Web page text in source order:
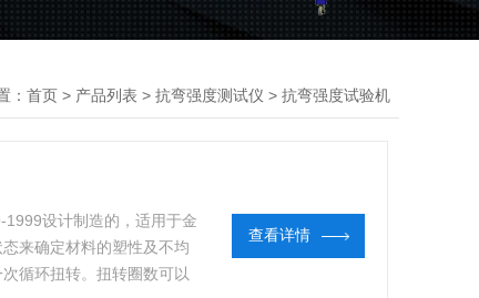
： 首页 > 产品列表 > 抗弯强度测试仪 > 抗弯强度试验机
设计制造的，适用于金
来确定材料的塑性及不均
循环扭转。扭转圈数可以
查看详情